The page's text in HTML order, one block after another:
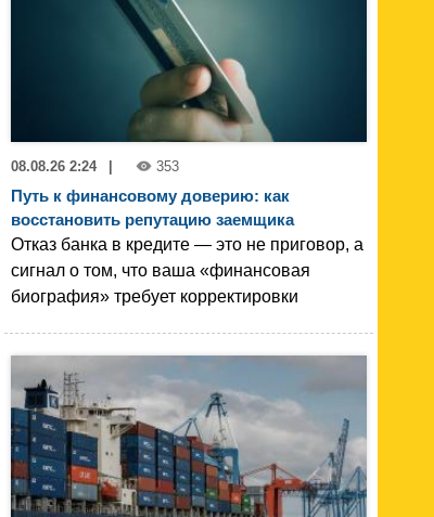
08.08.26 2:24 353
Путь к финансовому доверию: как
восстановить репутацию заемщика
Отказ банка в кредите — это не приговор, а
сигнал о том, что ваша «финансовая
биография» требует корректировки